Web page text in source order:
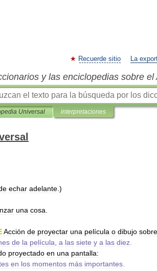
Recuerde sitio La
y las enciclopedias sobre el
Universal interpretaciones
echar adelante .)
una cosa
Acción de proyectar una película o dibujo sobre
de la película a las siete y a las diez
proyectado en una pantalla:
en los momentos más importantes